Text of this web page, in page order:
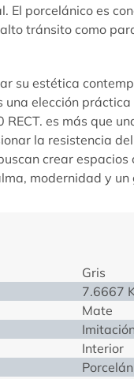
El porcelánico es
tránsito como
su estética
elección
RECT. es más
la resistencia
crear
modernidad y un
Gris
7.6667
Mate
Interior